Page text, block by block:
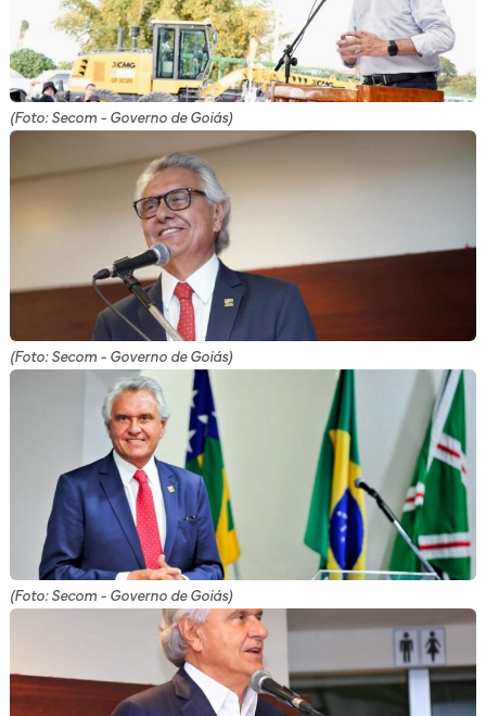
(Foto: Secom - Governo de Goiás)
(Foto: Secom - Governo de Goiás)
(Foto: Secom - Governo de Goiás)